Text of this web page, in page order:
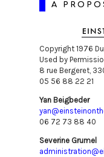
A
Copyright 1976
Used by
8 rue Bergeret,
05 56 88 22 21
Yan Beigbeder
06 72 73 88 40
Severine Grumel